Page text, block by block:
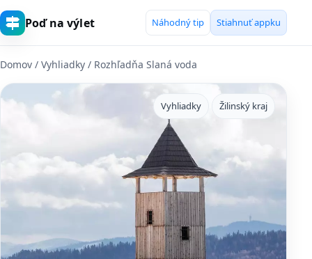
Poď na výlet Náhodný tip Stiahnuť appku
Domov / Vyhliadky / Rozhľadňa Slaná voda
Vyhliadky Žilinský kraj